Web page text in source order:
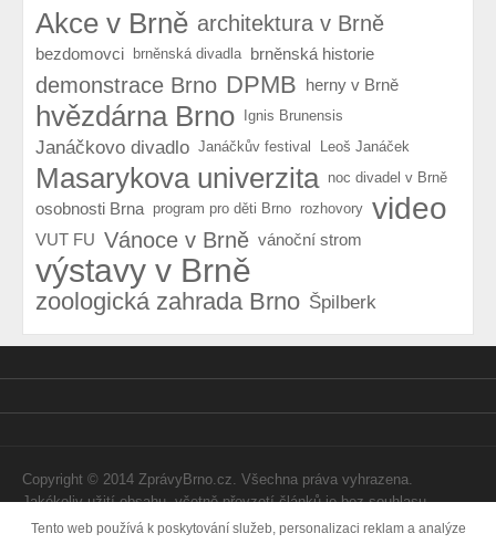
Akce v Brně architektura v Brně
bezdomovci brněnská divadla brněnská historie
demonstrace Brno DPMB herny v Brně
hvězdárna Brno Ignis Brunensis
Janáčkovo divadlo Janáčkův festival Leoš Janáček
Masarykova univerzita noc divadel v Brně
osobnosti Brna program pro děti Brno rozhovory video
VUT FU Vánoce v Brně vánoční strom
výstavy v Brně
zoologická zahrada Brno Špilberk
Copyright © 2014 ZprávyBrno.cz. Všechna práva vyhrazena.
Jakékoliv užití obsahu, včetně převzetí článků je bez souhlasu
Webtom Enterprises s.r.o. zapovězeno.
Tento web používá k poskytování služeb, personalizaci reklam a analýze